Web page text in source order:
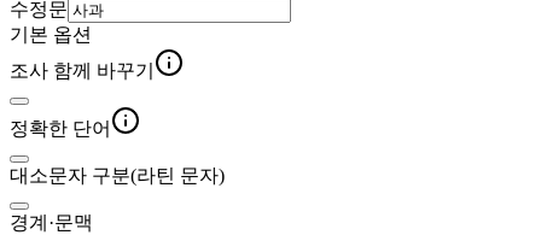
수정문
기본 옵션
조사 함께 바꾸기
정확한 단어
대소문자 구분(라틴 문자)
경계·문맥